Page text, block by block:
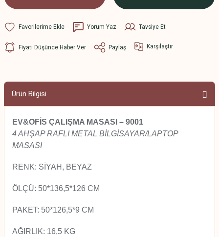
Yorum Yaz Tavsiye Et
Fiyatı Düşünce Haber Ver Paylaş Karşılaştır
Ürün Bilgisi
EV&OFİS ÇALIŞMA MASASI – 9001
4 AHŞAP RAFLI METAL BİLGİSAYAR/LAPTOP
MASASI
RENK: SİYAH, BEYAZ
ÖLÇÜ: 50*136,5*126 CM
PAKET: 50*126,5*9 CM
AĞIRLIK: 16,5 KG